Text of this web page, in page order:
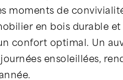
moments de
en bois durable
confort optimal. Un
ensoleillées,